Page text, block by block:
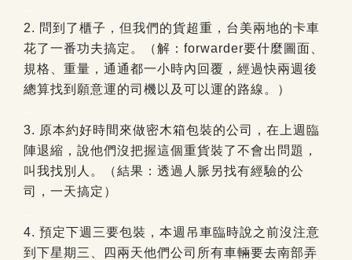
2. 問到了櫃子，但我們的貨超重，台美兩地的卡車
花了一番功夫搞定。（解：forwarder要什麼圖面、
規格、重量，通通都一小時內回覆，經過快兩週後
總算找到願意運的司機以及可以運的路線。）
3. 原本約好時間來做密木箱包裝的公司，在上週臨
陣退縮，說他們沒把握這個重貨裝了不會出問題，
叫我找別人。（結果：透過人脈另找有經驗的公
司，一天搞定）
4. 預定下週三要包裝，本週吊車臨時說之前沒注意
到下星期三、四兩天他們公司所有車輛要去南部弄